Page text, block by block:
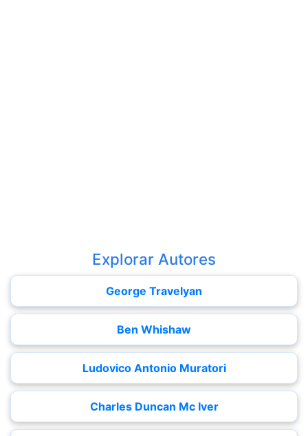
Explorar Autores
George Travelyan
Ben Whishaw
Ludovico Antonio Muratori
Charles Duncan Mc Iver